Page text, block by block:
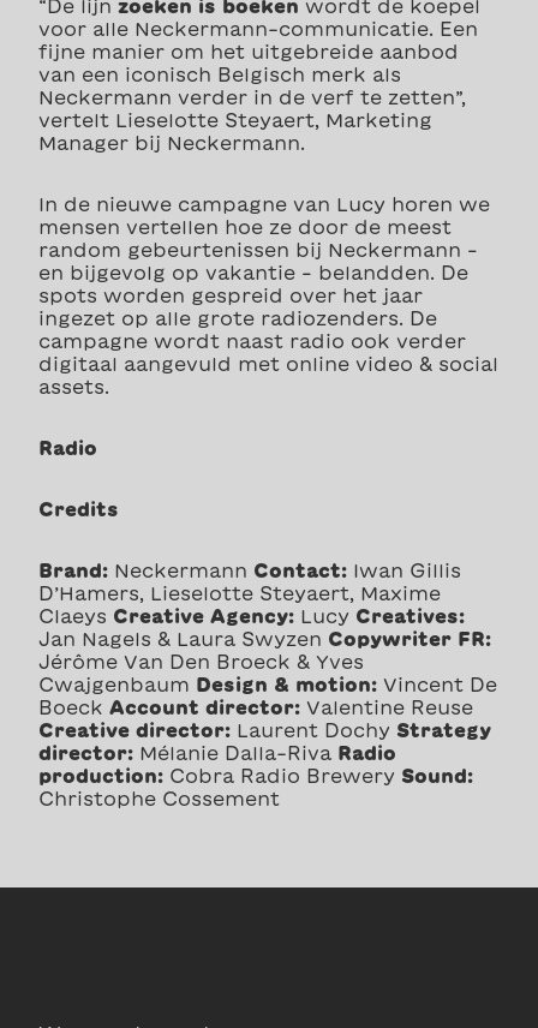
“De lijn zoeken is boeken wordt de koepel
voor alle Neckermann-communicatie. Een
fijne manier om het uitgebreide aanbod
van een iconisch Belgisch merk als
Neckermann verder in de verf te zetten”,
vertelt Lieselotte Steyaert, Marketing
Manager bij Neckermann.
In de nieuwe campagne van Lucy horen we
mensen vertellen hoe ze door de meest
random gebeurtenissen bij Neckermann –
en bijgevolg op vakantie – belandden. De
spots worden gespreid over het jaar
ingezet op alle grote radiozenders. De
campagne wordt naast radio ook verder
digitaal aangevuld met online video & social
assets.
Radio
Credits
Brand: Neckermann Contact: Iwan Gillis
D’Hamers, Lieselotte Steyaert, Maxime
Claeys Creative Agency: Lucy Creatives:
Jan Nagels & Laura Swyzen Copywriter FR:
Jérôme Van Den Broeck & Yves
Cwajgenbaum Design & motion: Vincent De
Boeck Account director: Valentine Reuse
Creative director: Laurent Dochy Strategy
director: Mélanie Dalla-Riva Radio
production: Cobra Radio Brewery Sound:
Christophe Cossement